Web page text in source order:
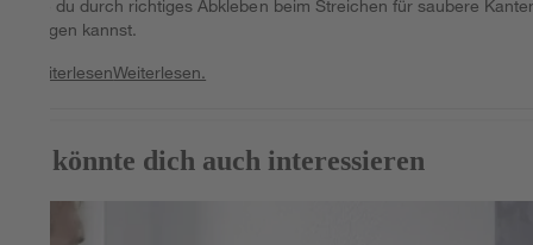
wie du durch richtiges Abkleben beim Streichen für saubere
sorgen kannst.
WeiterlesenWeiterlesen.
Das könnte dich auch interessieren